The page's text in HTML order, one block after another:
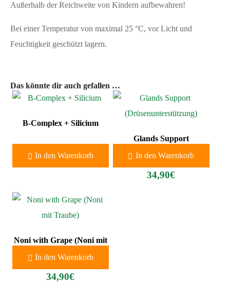
Außerhalb der Reichweite von Kindern aufbewahren!
Bei einer Temperatur von maximal 25 °C, vor Licht und
Feuchtigkeit geschützt lagern.
Das könnte dir auch gefallen …
B-Complex + Silicium
34,90
In den Warenkorb
Glands Support
34,90€
In den Warenkorb
Noni with Grape (Noni mit
34,90€
In den Warenkorb